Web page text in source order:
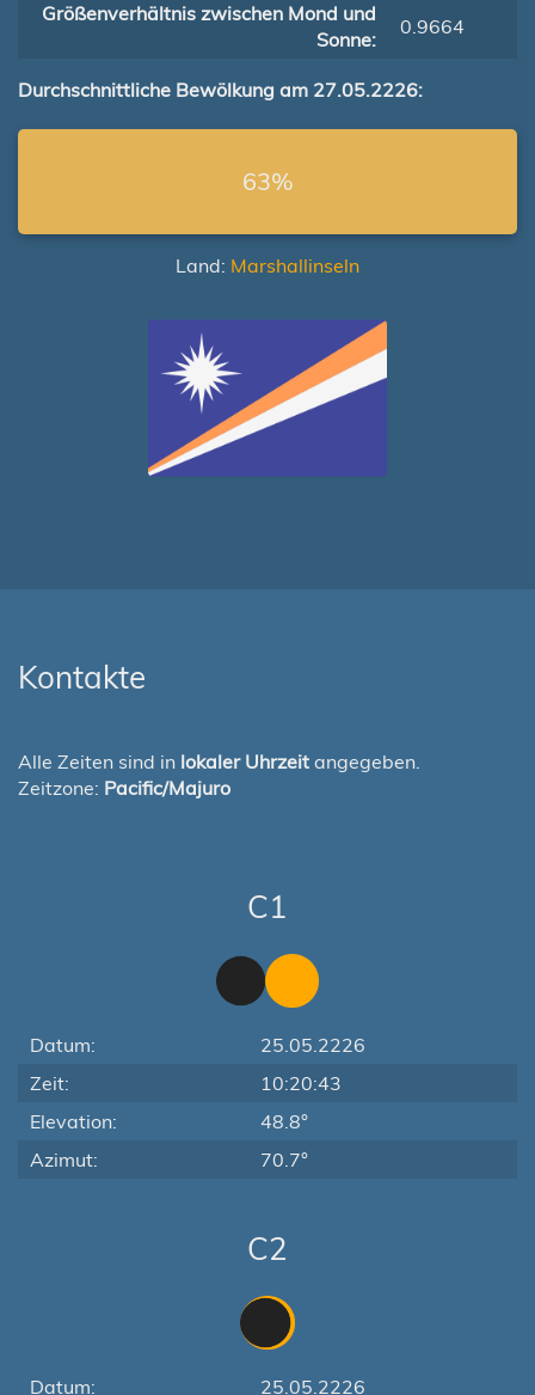
Größenverhältnis zwischen Mond und
Sonne:
0.9664
Durchschnittliche Bewölkung am 27.05.2226:
63%
Land: Marshallinseln
Kontakte
Alle Zeiten sind in lokaler Uhrzeit angegeben.
Zeitzone: Pacific/Majuro
C1
Datum:
25.05.2226
Zeit:
10:20:43
Elevation:
48.8°
Azimut:
70.7°
C2
Datum: 25.05.2226